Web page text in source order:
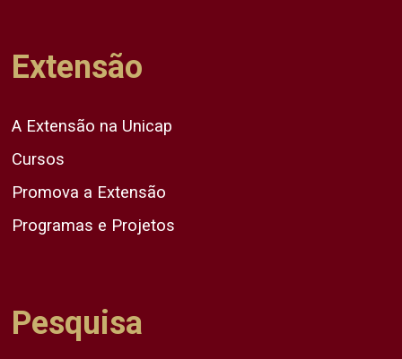
Extensão
A Extensão na Unicap
Cursos
Promova a Extensão
Programas e Projetos
Pesquisa